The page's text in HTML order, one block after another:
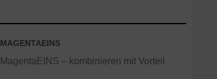
MAGENTAEINS
MagentaEINS – kombinieren mit Vorteil